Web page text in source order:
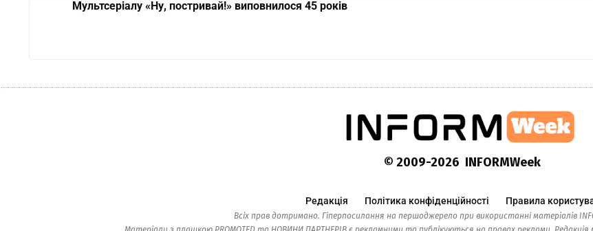
Мультсеріалу «Ну, постривай!» виповнилося 45 років
© 2009-2026 INFORMWeek
Редакція Політика конфіденційності Правила
Всіх прав дотримано. Гіперпосилання на першоджерело при використанні матеріалів